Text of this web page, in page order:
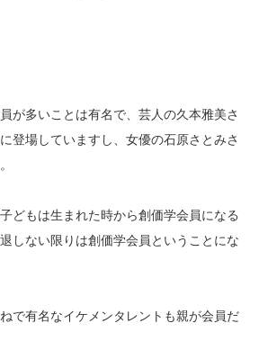
が多いことは有名で、芸人の久本雅美さ
登場していますし、女優の石原さとみさ
どもは生まれた時から創価学会員になる
しない限りは創価学会員ということにな
で有名なイケメンタレントも親が会員だ